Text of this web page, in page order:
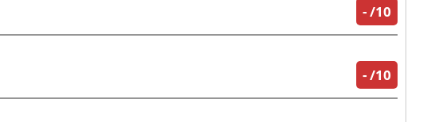
-/10
-/10